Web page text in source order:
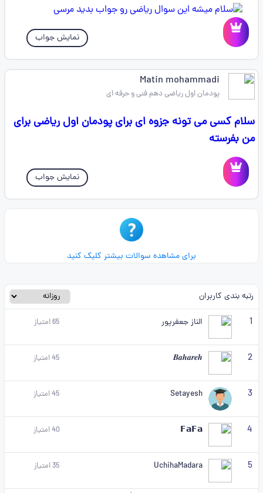
نمایش جواب
Matin mohammadi
پودمان اول ریاضی دهم فنی و حرفه ای
سلام کسی می تونه جزوه ای برای پودمان اول ریاضی برای
من بفرسته
نمایش جواب
برای مشاهده سوالات بیشتر کلیک کنید
رتبه بندی کاربران
1 الناز جعفرپور 65امتیاز
2
𝑩𝒂𝒉𝒂𝒓𝒆𝒉
45امتیاز
3
Setayesh
45امتیاز
4
𝗙𝗮𝗙𝗮
40امتیاز
5
UchihaMadara
35امتیاز